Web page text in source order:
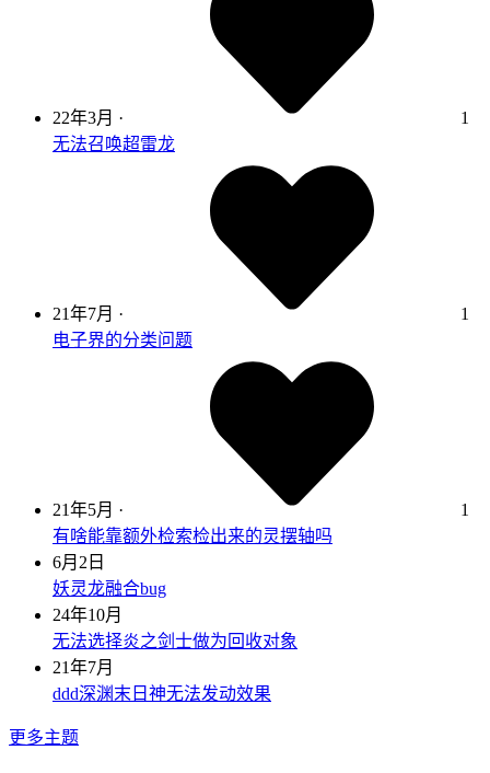
22年3月 ·
1
无法召唤超雷龙
21年7月 ·
1
电子界的分类问题
21年5月 ·
1
有啥能靠额外检索检出来的灵摆轴吗
6月2日
妖灵龙融合bug
24年10月
无法选择炎之剑士做为回收对象
21年7月
ddd深渊末日神无法发动效果
更多主题